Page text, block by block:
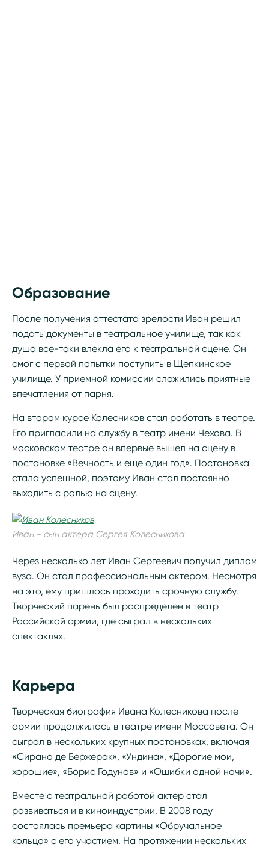
Образование
После получения аттестата зрелости Иван решил
подать документы в театральное училище, так как
душа все-таки влекла его к театральной сцене. Он
смог с первой попытки поступить в Щепкинское
училище. У приемной комиссии сложились приятные
впечатления от парня.
На втором курсе Колесников стал работать в театре.
Его пригласили на службу в театр имени Чехова. В
московском театре он впервые вышел на сцену в
постановке «Вечность и еще один год». Постановка
стала успешной, поэтому Иван стал постоянно
выходить с ролью на сцену.
Иван - сын актера Сергея Колесникова
Через несколько лет Иван Сергеевич получил диплом
вуза. Он стал профессиональным актером. Несмотря
на это, ему пришлось проходить срочную службу.
Творческий парень был распределен в театр
Российской армии, где сыграл в нескольких
спектаклях.
Карьера
Творческая биография Ивана Колесникова после
армии продолжилась в театре имени Моссовета. Он
сыграл в нескольких крупных постановках, включая
«Сирано де Бержерак», «Ундина», «Дорогие мои,
хорошие», «Борис Годунов» и «Ошибки одной ночи».
Вместе с театральной работой актер стал
развиваться и в киноиндустрии. В 2008 году
состоялась премьера картины «Обручальное
кольцо» с его участием. На протяжении нескольких